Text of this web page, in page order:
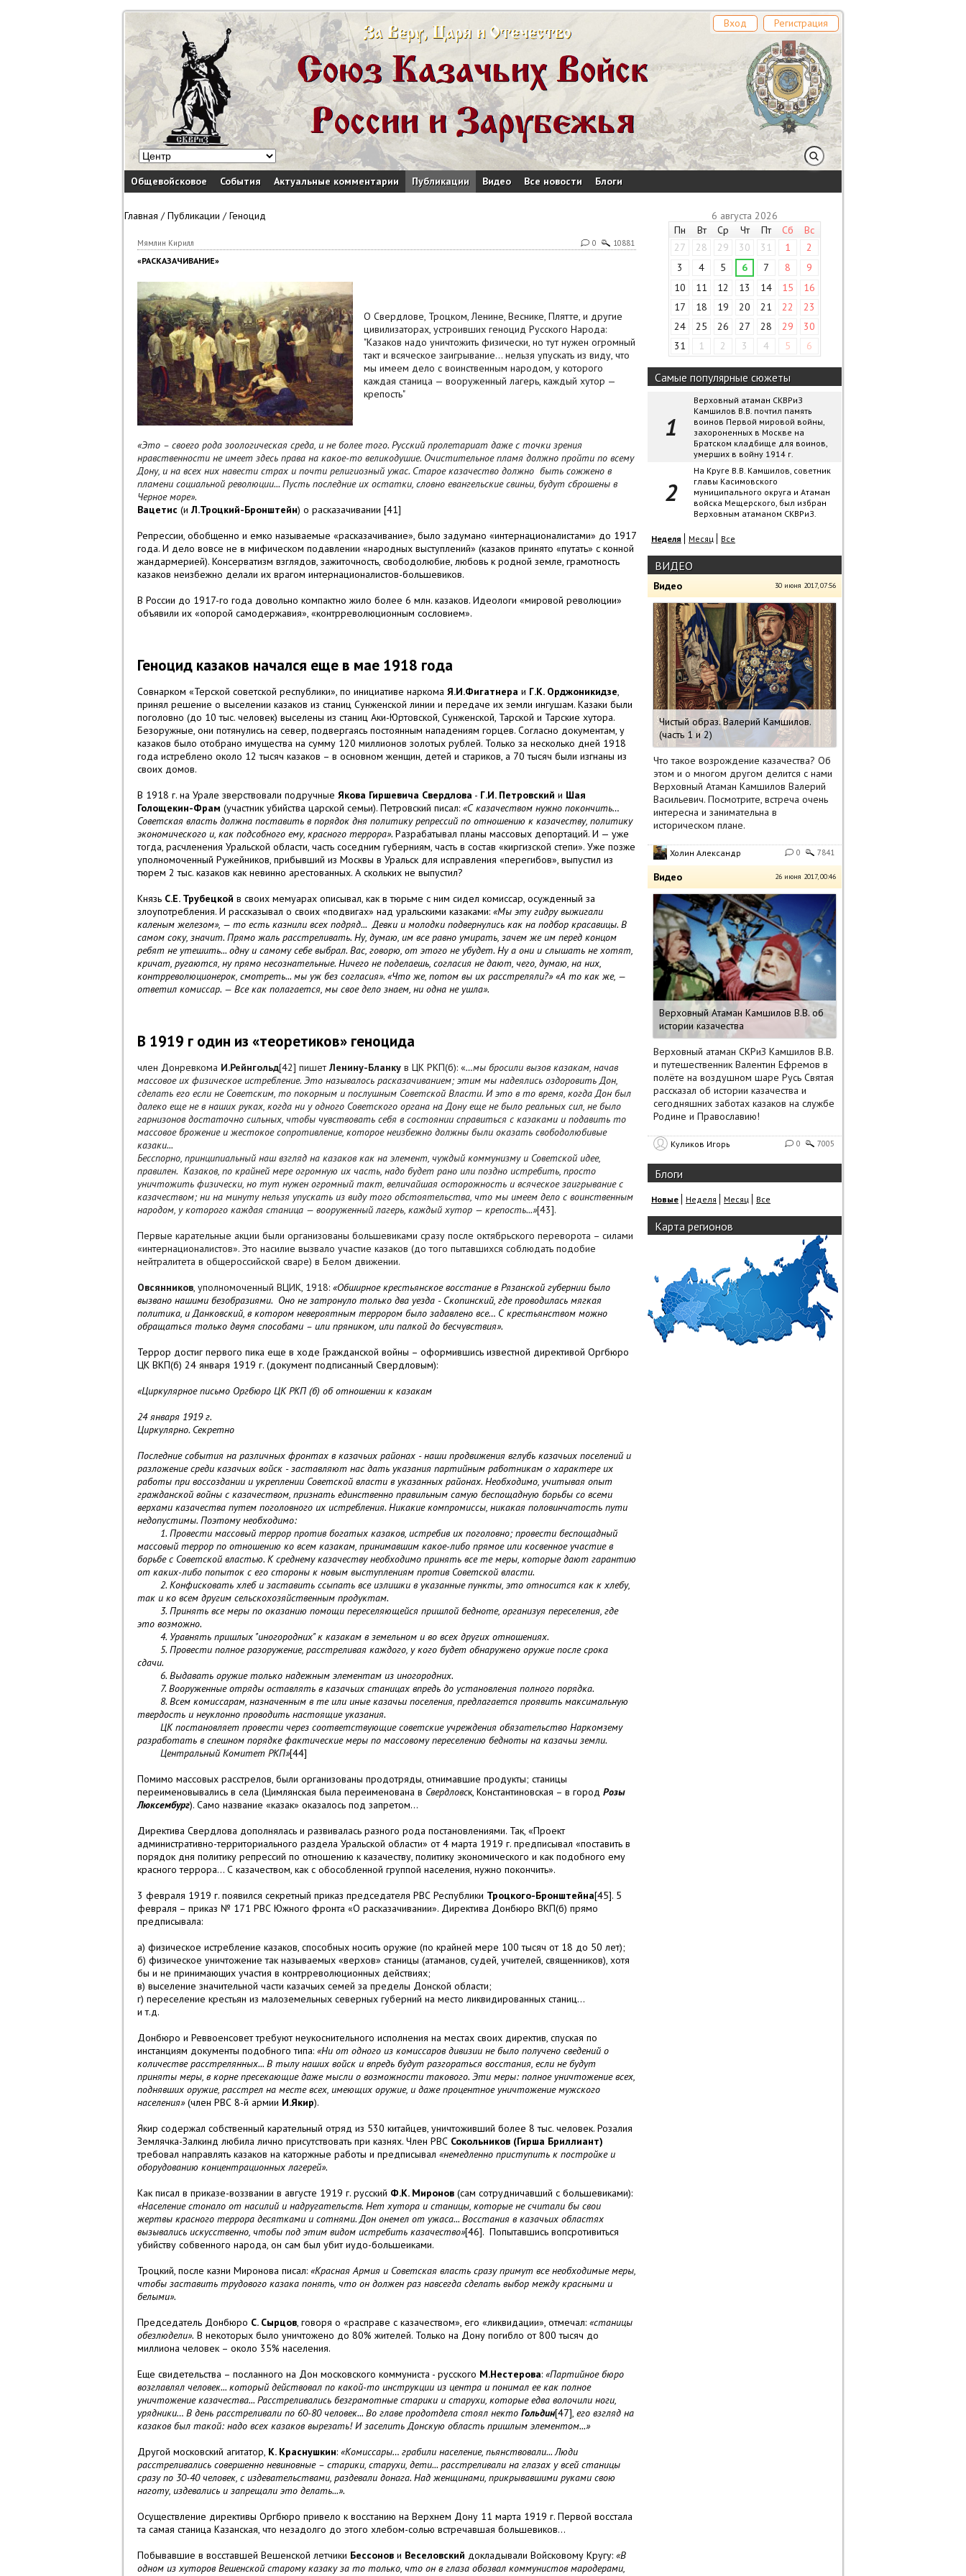
Вход Регистрация
Общевойсковое События Актуальные комментарии Публикации Видео Все новости Блоги
Главная /Публикации /Геноцид
Мямлин Кирилл 0 10881
«РАСКАЗАЧИВАНИЕ»
О Свердлове, Троцком, Ленине, Веснике, Плятте, и другие
цивилизаторах, устроивших геноцид Русского Народа:
"Казаков надо уничтожить физически, но тут нужен огромный
такт и всяческое заигрывание... нельзя упускать из виду, что
мы имеем дело с воинственным народом, у которого
каждая станица — вооруженный лагерь, каждый хутор —
крепость"
«Это – своего рода зоологическая среда, и не более того. Русский пролетариат даже с точки зрения
нравственности не имеет здесь права на какое-то великодушие. Очистительное пламя должно пройти по всему
Дону, и на всех них навести страх и почти религиозный ужас. Старое казачество должно быть сожжено в
пламени социальной революции... Пусть последние их остатки, словно евангельские свиньи, будут сброшены в
Черное море».
Вацетис (иЛ.Троцкий-Бронштейн) о расказачивании [41]
Репрессии, обобщенно и емко называемые «расказачивание», было задумано «интернационалистами» до 1917
года. И дело вовсе не в мифическом подавлении «народных выступлений» (казаков принято «путать» с конной
жандармерией). Консерватизм взглядов, зажиточность, свободолюбие, любовь к родной земле, грамотность
казаков неизбежно делали их врагом интернационалистов-большевиков.
В России до 1917-го года довольно компактно жило более 6 млн. казаков. Идеологи «мировой революции»
объявили их «опорой самодержавия», «контрреволюционным сословием».
Геноцид казаков начался еще в мае 1918 года
Совнарком «Терской советской республики», по инициативе наркома Я.И.Фигатнера и Г.К. Орджоникидзе,
принял решение о выселении казаков из станиц Сунженской линии и передаче их земли ингушам. Казаки были
поголовно (до 10 тыс. человек) выселены из станиц Аки-Юртовской, Сунженской, Тарской и Тарские хутора.
Безоружные, они потянулись на север, подвергаясь постоянным нападениям горцев. Согласно документам, у
казаков было отобрано имущества на сумму 120 миллионов золотых рублей. Только за несколько дней 1918
года истреблено около 12 тысяч казаков – в основном женщин, детей и стариков, а 70 тысяч были изгнаны из
своих домов.
В 1918 г. на Урале зверствовали подручные Якова Гиршевича Свердлова - Г.И. Петровский и Шая
Голощекин-Фрам (участник убийства царской семьи). Петровский писал: «С казачеством нужно покончить…
Советская власть должна поставить в порядок дня политику репрессий по отношению к казачеству, политику
экономического и, как подсобного ему, красного террора». Разрабатывал планы массовых депортаций. И — уже
тогда, расчленения Уральской области, часть соседним губерниям, часть в состав «киргизской степи». Уже позже
уполномоченный Ружейников, прибывший из Москвы в Уральск для исправления «перегибов», выпустил из
тюрем 2 тыс. казаков как невинно арестованных. А скольких не выпустил?
Князь С.Е. Трубецкой в своих мемуарах описывал, как в тюрьме с ним сидел комиссар, осужденный за
злоупотребления. И рассказывал о своих «подвигах» над уральскими казаками: «Мы эту гидру выжигали
каленым железом», — то есть казнили всех подряд... Девки и молодки подвернулись как на подбор красавицы. В
самом соку, значит. Прямо жаль расстреливать. Ну, думаю, им все равно умирать, зачем же им перед концом
ребят не утешить... одну и самому себе выбрал. Вас, говорю, от этого не убудет. Ну а они и слышать не хотят,
кричат, ругаются, ну прямо несознательные. Ничего не поделаешь, согласия не дают, чего, думаю, на них,
контрреволюционерок, смотреть... мы уж без согласия». «Что же, потом вы их расстреляли?» «А то как же, —
ответил комиссар. — Все как полагается, мы свое дело знаем, ни одна не ушла».
В 1919 г один из «теоретиков» геноцида
член Донревкома И.Рейнгольд[42] пишетЛенину-Бланку в ЦК РКП(б): «…мы бросили вызов казакам, начав
массовое их физическое истребление. Это называлось расказачиванием; этим мы надеялись оздоровить Дон,
сделать его если не Советским, то покорным и послушным Советской Власти. И это в то время, когда Дон был
далеко еще не в наших руках, когда ни у одного Советского органа на Дону еще не было реальных сил, не было
гарнизонов достаточно сильных, чтобы чувствовать себя в состоянии справиться с казаками и подавить то
массовое брожение и жестокое сопротивление, которое неизбежно должны были оказать свободолюбивые
казаки...
Бесспорно, принципиальный наш взгляд на казаков как на элемент, чуждый коммунизму и Советской идее,
правилен. Казаков, по крайней мере огромную их часть, надо будет рано или поздно истребить, просто
уничтожить физически, но тут нужен огромный такт, величайшая осторожность и всяческое заигрывание с
казачеством; ни на минуту нельзя упускать из виду того обстоятельства, что мы имеем дело с воинственным
народом, у которого каждая станица — вооруженный лагерь, каждый хутор — крепость...»[43].
Первые карательные акции были организованы большевиками сразу после октябрьского переворота – силами
«интернационалистов». Это насилие вызвало участие казаков (до того пытавшихся соблюдать подобие
нейтралитета в общероссийской сваре) в Белом движении.
Овсянников, уполномоченный ВЦИК, 1918: «Обширное крестьянское восстание в Рязанской губернии было
вызвано нашими безобразиями. Оно не затронуло только два уезда - Скопинский, где проводилась мягкая
политика, и Данковский, в котором невероятным террором было задавлено все… С крестьянством можно
обращаться только двумя способами – или пряником, или палкой до бесчувствия».
Террор достиг первого пика еще в ходе Гражданской войны – оформившись известной директивой Оргбюро
ЦК ВКП(б) 24 января 1919 г. (документ подписанный Свердловым):
«Циркулярное письмо Оргбюро ЦК РКП (б) об отношении к казакам
24 января 1919 г.
Циркулярно. Секретно
Последние события на различных фронтах в казачьих районах - наши продвижения вглубь казачьих поселений и
разложение среди казачьих войск - заставляют нас дать указания партийным работникам о характере их
работы при воссоздании и укреплении Советской власти в указанных районах. Необходимо, учитывая опыт
гражданской войны с казачеством, признать единственно правильным самую беспощадную борьбы со всеми
верхами казачества путем поголовного их истребления. Никакие компромиссы, никакая половинчатость пути
недопустимы. Поэтому необходимо:
1. Провести массовый террор против богатых казаков, истребив их поголовно; провести беспощадный
массовый террор по отношению ко всем казакам, принимавшим какое-либо прямое или косвенное участие в
борьбе с Советской властью. К среднему казачеству необходимо принять все те меры, которые дают гарантию
от каких-либо попыток с его стороны к новым выступлениям против Советской власти.
2. Конфисковать хлеб и заставить ссыпать все излишки в указанные пункты, это относится как к хлебу,
так и ко всем другим сельскохозяйственным продуктам.
3. Принять все меры по оказанию помощи переселяющейся пришлой бедноте, организуя переселения, где
это возможно.
4. Уравнять пришлых "иногородних" к казакам в земельном и во всех других отношениях.
5. Провести полное разоружение, расстреливая каждого, у кого будет обнаружено оружие после срока
сдачи.
6. Выдавать оружие только надежным элементам из иногородних.
7. Вооруженные отряды оставлять в казачьих станицах впредь до установления полного порядка.
8. Всем комиссарам, назначенным в те или иные казачьи поселения, предлагается проявить максимальную
твердость и неуклонно проводить настоящие указания.
ЦК постановляет провести через соответствующие советские учреждения обязательство Наркомзему
разработать в спешном порядке фактические меры по массовому переселению бедноты на казачьи земли.
Центральный Комитет РКП»[44]
Помимо массовых расстрелов, были организованы продотряды, отнимавшие продукты; станицы
переименовывались в села (Цимлянская была переименована в Свердловск, Константиновская – в город Розы
Люксембург). Само название «казак» оказалось под запретом...
Директива Свердлова дополнялась и развивалась разного рода постановлениями. Так, «Проект
административно-территориального раздела Уральской области» от 4 марта 1919 г. предписывал «поставить в
порядок дня политику репрессий по отношению к казачеству, политику экономического и как подобного ему
красного террора... С казачеством, как с обособленной группой населения, нужно покончить».
3 февраля 1919 г. появился секретный приказ председателя РВС Республики Троцкого-Бронштейна[45]. 5
февраля – приказ № 171 РВС Южного фронта «О расказачивании». Директива Донбюро ВКП(б) прямо
предписывала:
а) физическое истребление казаков, способных носить оружие (по крайней мере 100 тысяч от 18 до 50 лет);
б) физическое уничтожение так называемых «верхов» станицы (атаманов, судей, учителей, священников), хотя
бы и не принимающих участия в контрреволюционных действиях;
в) выселение значительной части казачьих семей за пределы Донской области;
г) переселение крестьян из малоземельных северных губерний на место ликвидированных станиц...
и т.д.
Донбюро и Реввоенсовет требуют неукоснительного исполнения на местах своих директив, спуская по
инстанциям документы подобного типа: «Ни от одного из комиссаров дивизии не было получено сведений о
количестве расстрелянных... В тылу наших войск и впредь будут разгораться восстания, если не будут
приняты меры, в корне пресекающие дажемысли о возможности такового. Эти меры: полное уничтожение всех,
поднявших оружие, расстрел на месте всех, имеющих оружие, и даже процентное уничтожение мужского
населения»(член РВС 8-й армии И.Якир).
Якир содержал собственный карательный отряд из 530 китайцев, уничтоживший более 8 тыс. человек. Розалия
Землячка-Залкинд любила лично присутствовать при казнях. Член РВС Сокольников (Гирша Бриллиант)
требовал направлять казаков на каторжные работы и предписывал «немедленно приступить к постройке и
оборудованию концентрационных лагерей».
Как писал в приказе-воззвании в августе 1919 г. русский Ф.К. Миронов (сам сотрудничавший с большевиками):
«Население стонало от насилий и надругательств. Нет хутора и станицы, которые не считали бы свои
жертвы красного террора десятками и сотнями. Дон онемел от ужаса... Восстания в казачьих областях
вызывались искусственно, чтобы под этим видом истребить казачество»[46]. Попытавшись вопсротивиться
убийству собвенного народа, он сам был убит иудо-большеиками.
Троцкий, после казни Миронова писал: «Красная Армия и Советская власть сразу примут все необходимые меры,
чтобы заставить трудового казака понять, что он должен раз навсегда сделать выбор между красными и
белыми».
Председатель Донбюро С. Сырцов, говоря о «расправе с казачеством», его «ликвидации», отмечал: «станицы
обезлюдели». В некоторых было уничтожено до 80% жителей. Только на Дону погибло от 800 тысяч до
миллиона человек – около 35% населения.
Еще свидетельства – посланного на Дон московского коммуниста - русского М.Нестерова: «Партийное бюро
возглавлял человек... который действовал по какой-то инструкции из центра и понимал ее как полное
уничтожение казачества... Расстреливались безграмотные старики и старухи, которые едва волочили ноги,
урядники… В день расстреливали по 60-80 человек... Во главе продотдела стоял некто Гольдин[47], его взгляд на
казаков был такой: надо всех казаков вырезать! И заселить Донскую область пришлым элементом...»
Другой московский агитатор, К. Краснушкин: «Комиссары… грабили население, пьянствовали... Люди
расстреливались совершенно невиновные – старики, старухи, дети... расстреливали на глазах у всей станицы
сразу по 30-40 человек, с издевательствами, раздевали донага. Над женщинами, прикрывавшими руками свою
наготу, издевались и запрещали это делать...».
Осуществление директивы Оргбюро привело к восстанию на Верхнем Дону 11 марта 1919 г. Первой восстала
та самая станица Казанская, что незадолго до этого хлебом-солью встречавшая большевиков...
Побывавшие в восставшей Вешенской летчики Бессонов и Веселовский докладывали Войсковому Кругу: «В
одном из хуторов Вешенской старому казаку за то только, что он в глаза обозвал коммунистов мародерами,
6 августа 2026
Пн
Вт Ср Чт Пт Сб
Вс
27
28 29 30 31 1
2
3
4 5 6 7 8
9
10
11 12 13 14 15
16
17
18 19 20 21 22
23
24
25 26 27 28 29
30
31
1 2 3 4 5 6
Самые популярные сюжеты
Верховный атаман СКВРиЗ
Камшилов В.В. почтил память
воинов Первой мировой войны,
захороненных в Москве на
Братском кладбище для воинов,
умерших в войну 1914 г.
На Круге В.В. Камшилов, советник
главы Касимовского
муниципального округа и Атаман
войска Мещерского, был избран
Верховным атаманом СКВРиЗ.
Неделя Месяц Все
ВИДЕО
Видео 30 июня 2017, 07:56
Чистый образ. Валерий Камшилов.
(часть 1 и 2)
Что такое возрождение казачества? Об
этом и о многом другом делится с нами
Верховный Атаман Камшилов Валерий
Васильевич. Посмотрите, встреча очень
интересна и занимательна в
историческом плане.
Холин Александр 0 7841
Видео 26 июня 2017, 00:46
Верховный Атаман Камшилов В.В. об
истории казачества
Верховный атаман СКРиЗ Камшилов В.В.
и путешественник Валентин Ефремов в
полёте на воздушном шаре Русь Святая
рассказал об истории казачества и
сегодняшних заботах казаков на службе
Родине и Православию!
Куликов Игорь 0 7005
Блоги
Новые Неделя Месяц Все
Карта регионов